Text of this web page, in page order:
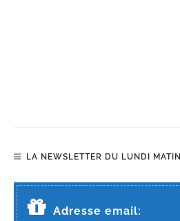
LA NEWSLETTER DU LUNDI MATIN
Adresse email: